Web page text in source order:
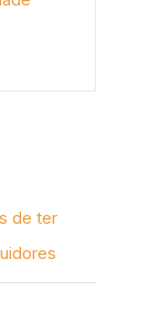
de ter